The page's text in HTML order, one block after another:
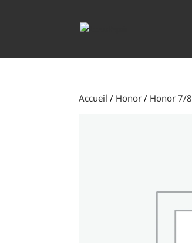
Accueil / Honor / Honor 7/8